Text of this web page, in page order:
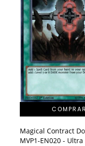
Magical Contract
MVP1-EN020 - Ultra